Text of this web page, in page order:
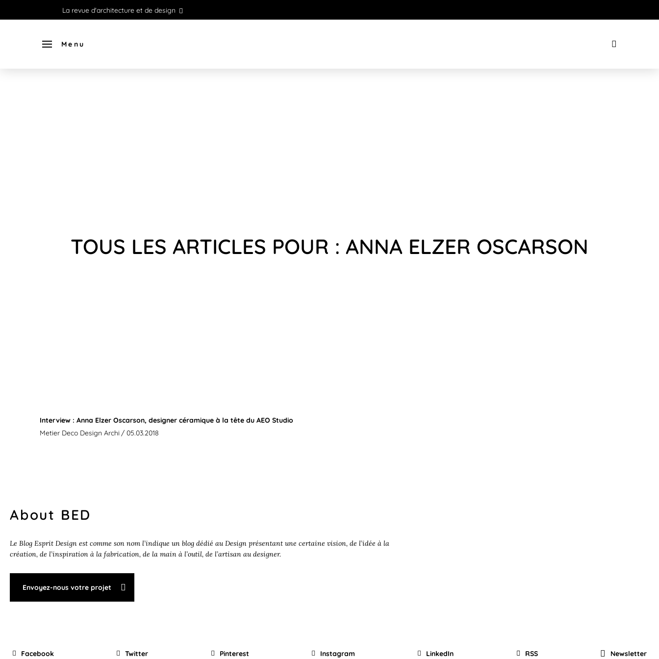
La revue d'architecture et de design
Menu
TOUS LES ARTICLES POUR : ANNA ELZER OSCARSON
Interview : Anna Elzer Oscarson, designer céramique à la tête du AEO Studio
Metier Deco Design Archi / 05.03.2018
About BED
Le Blog Esprit Design est comme son nom l’indique un blog dédié au Design présentant une certaine vision, de l’idée à la
création, de l’inspiration à la fabrication, de la main à l’outil, de l’artisan au designer.
Envoyez-nous votre projet
Facebook Twitter Pinterest Instagram LinkedIn RSS Newsletter